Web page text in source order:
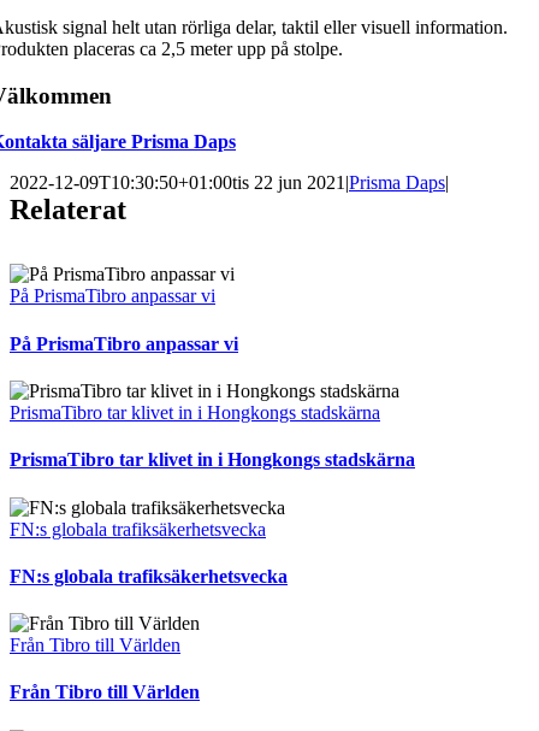
signal helt utan rörliga delar, taktil eller visuell information.
placeras ca 2,5 meter upp på stolpe.
säljare Prisma Daps
2022-12-09T10:30:50+01:00tis 22 jun 2021 Prisma Daps
Relaterat
På PrismaTibro anpassar vi
På PrismaTibro anpassar vi
PrismaTibro tar klivet in i Hongkongs stadskärna
PrismaTibro tar klivet in i Hongkongs stadskärna
FN:s globala trafiksäkerhetsvecka
FN:s globala trafiksäkerhetsvecka
Från Tibro till Världen
Från Tibro till Världen